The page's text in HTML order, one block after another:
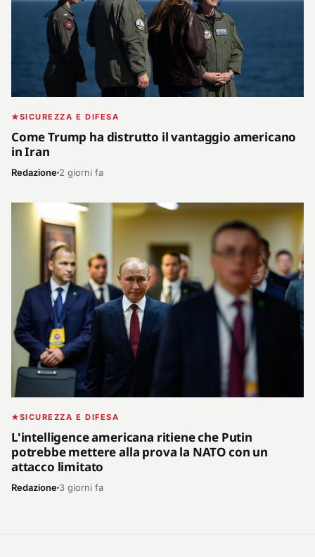
SICUREZZA E DIFESA
Come Trump ha distrutto il vantaggio americano
in Iran
Redazione 2 giorni fa
SICUREZZA E DIFESA
L'intelligence americana ritiene che Putin
potrebbe mettere alla prova la NATO con un
attacco limitato
Redazione 3 giorni fa